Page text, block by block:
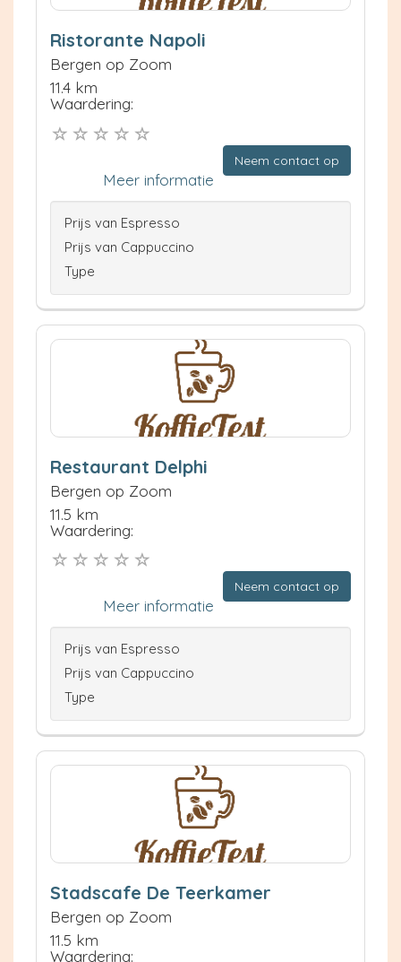
Ristorante Napoli
Bergen op Zoom
11.4 km
Waardering:
Neem contact op
Meer informatie
Prijs van Espresso
Prijs van Cappuccino
Type
Restaurant Delphi
Bergen op Zoom
11.5 km
Waardering:
Neem contact op
Meer informatie
Prijs van Espresso
Prijs van Cappuccino
Type
Stadscafe De Teerkamer
Bergen op Zoom
11.5 km
Waardering: